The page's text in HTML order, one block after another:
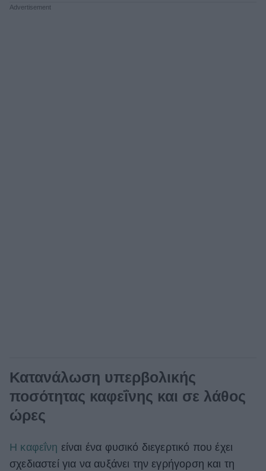
Κατανάλωση υπερβολικής
ποσότητας καφεΐνης και σε λάθος
ώρες
Η καφεΐνη είναι ένα φυσικό διεγερτικό που έχει
σχεδιαστεί για να αυξάνει την εγρήγορση και τη